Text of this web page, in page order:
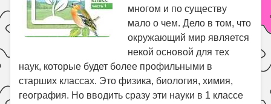
многом и по существу
мало о чем. Дело в том, что
окружающий мир является
некой основой для тех
наук, которые будет более профильными в
старших классах. Это физика, биология, химия,
география. Но вводить сразу эти науки в 1 классе